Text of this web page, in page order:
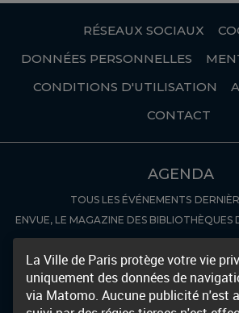
Dahesh
Museum,
january
18-
may
13,
RÉSEAUX SOCIAUX
DONNÉES PERSONNELLES
CONDITIONS D'UTILISATION
CONTACT
AGENDA
TOUS LES ÉVÉNEMENTS
ENVUE, LE MAGAZINE DES BIBLIOTHÈQUES
COLLECTIONS
RÉCEMMENT NUMÉRISÉ AUTRES
DÉCOUVERTE
La Ville de Paris protège votre vie
uniquement des données de
via Matomo. Aucune publicité n'est